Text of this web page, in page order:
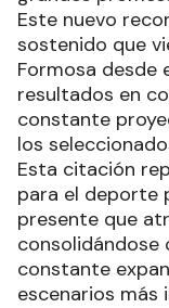
Este nuevo
sostenido que
Formosa desde
resultados en
constante
los
Esta citación
para el deporte
presente que
consolidándose
constante
escenarios más